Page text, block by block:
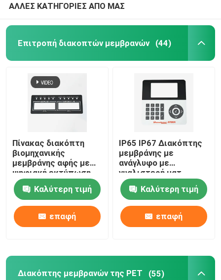
ΑΛΛΕΣ ΚΑΤΗΓΟΡΙΕΣ ΑΠΟ ΜΑΣ
Επιτροπή διακοπτών μεμβρανών (44)
Πίνακας διακόπτη
βιομηχανικής
μεμβράνης αφής με
ψηφιακή εκτύπωση
μεταξοτυπίας
Καλύτερη τιμή
επαφή
IP65 IP67 Διακόπτης
μεμβράνης με
ανάγλυφο με
γυαλιστερή ματ
παγωμένη επιφάνεια
Καλύτερη τιμή
επαφή
Διακόπτης μεμβρανών της PET (55)